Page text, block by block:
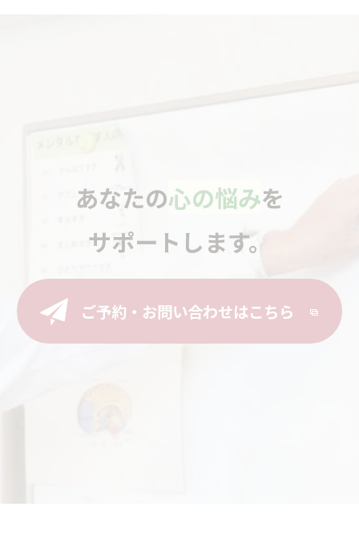
あなたの心の悩みを
サポートします。
ご予約・お問い合わせはこちら